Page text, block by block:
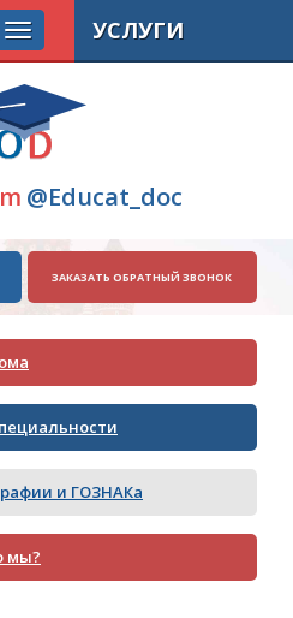
@Educat_doc
ЗАКАЗАТЬ ОБРАТНЫЙ ЗВОНОК
и ГОЗНАКа
мы?
УСЛУГИ